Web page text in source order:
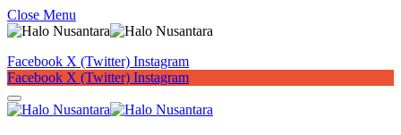
Close Menu
Facebook X (Twitter) Instagram
Facebook X (Twitter) Instagram